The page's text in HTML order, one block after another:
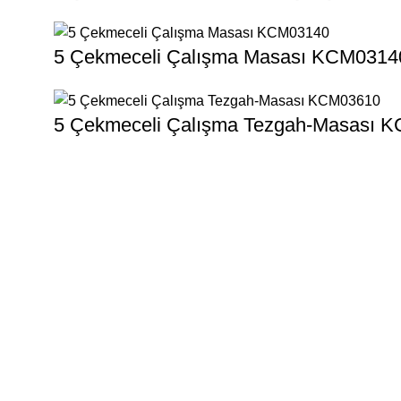
5 Çekmeceli Çalışma Masası
5 Çekmeceli Çalışma Tezgah-Masası